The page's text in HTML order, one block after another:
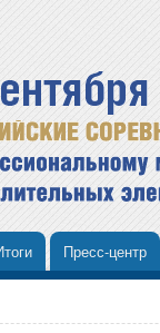
Пресс-центр